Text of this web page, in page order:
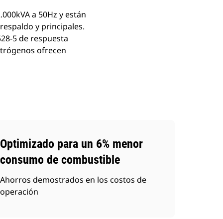
a 50Hz y están
y principales.
5 de respuesta
ofrecen
Optimizado para un 6% menor
consumo de combustible
Ahorros demostrados en los costos de
operación